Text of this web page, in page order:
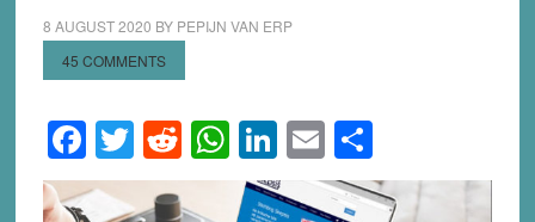
8 AUGUST 2020 BY PEPIJN VAN ERP
45 COMMENTS
Facebook
Twitter
Reddit
WhatsApp
LinkedIn
EmailShare